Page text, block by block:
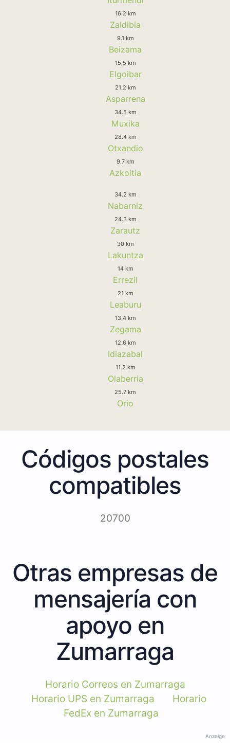
16.2 km
Zaldibia
9.1 km
Beizama
15.5 km
Elgoibar
21.2 km
Asparrena
34.5 km
Muxika
28.4 km
Otxandio
9.7 km
Azkoitia
34.2 km
Nabarniz
24.3 km
Zarautz
30 km
Lakuntza
14 km
Errezil
21 km
Leaburu
13.4 km
Zegama
12.6 km
Idiazabal
11.2 km
Olaberria
25.7 km
Orio
Códigos postales
compatibles
20700
Otras empresas de
mensajería con
apoyo en
Zumarraga
Horario Correos en Zumarraga
Horario UPS en Zumarraga
Horario
FedEx en Zumarraga
Anzeige